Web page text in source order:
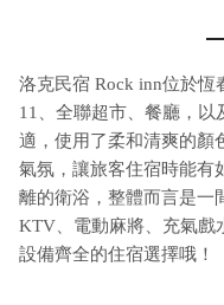
洛克民宿 Rock inn位於恆
11、全聯超市、餐廳，以
適，使用了柔和清爽的顏
氣氛，讓旅客住宿時能有
離的衛浴，整體而言是一
KTV、電動麻將、充氣戲
設備齊全的住宿選擇哦！